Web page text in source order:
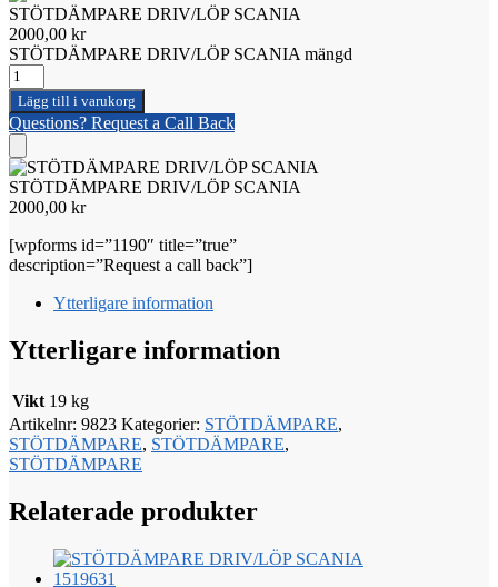
STÖTDÄMPARE DRIV/LÖP SCANIA
2000,00 kr
STÖTDÄMPARE DRIV/LÖP SCANIA mängd
Lägg till i varukorg
Questions? Request a Call Back
STÖTDÄMPARE DRIV/LÖP SCANIA
2000,00 kr
[wpforms id=”1190″ title=”true”
description=”Request a call back”]
Ytterligare information
Ytterligare information
Vikt 19 kg
Artikelnr: 9823 Kategorier: STÖTDÄMPARE,
STÖTDÄMPARE, STÖTDÄMPARE,
STÖTDÄMPARE
Relaterade produkter